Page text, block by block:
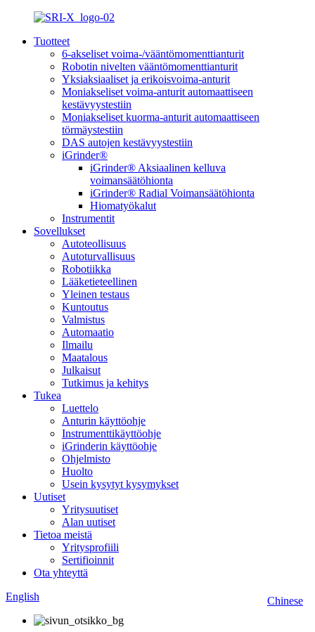
Tuotteet
6-akseliset voima-/vääntömomenttianturit
Robotin nivelten vääntömomenttianturit
Yksiaksiaaliset ja erikoisvoima-anturit
Moniakseliset voima-anturit automaattiseen
kestävyystestiin
Moniakseliset kuorma-anturit automaattiseen
törmäystestiin
DAS autojen kestävyystestiin
iGrinder®
iGrinder® Aksiaalinen kelluva
voimansäätöhionta
iGrinder® Radial Voimansäätöhionta
Hiomatyökalut
Instrumentit
Sovellukset
Autoteollisuus
Autoturvallisuus
Robotiikka
Lääketieteellinen
Yleinen testaus
Kuntoutus
Valmistus
Automaatio
Ilmailu
Maatalous
Julkaisut
Tutkimus ja kehitys
Tukea
Luettelo
Anturin käyttöohje
Instrumenttikäyttöohje
iGrinderin käyttöohje
Ohjelmisto
Huolto
Usein kysytyt kysymykset
Uutiset
Yritysuutiset
Alan uutiset
Tietoa meistä
Yritysprofiili
Sertifioinnit
Ota yhteyttä
Chinese
English